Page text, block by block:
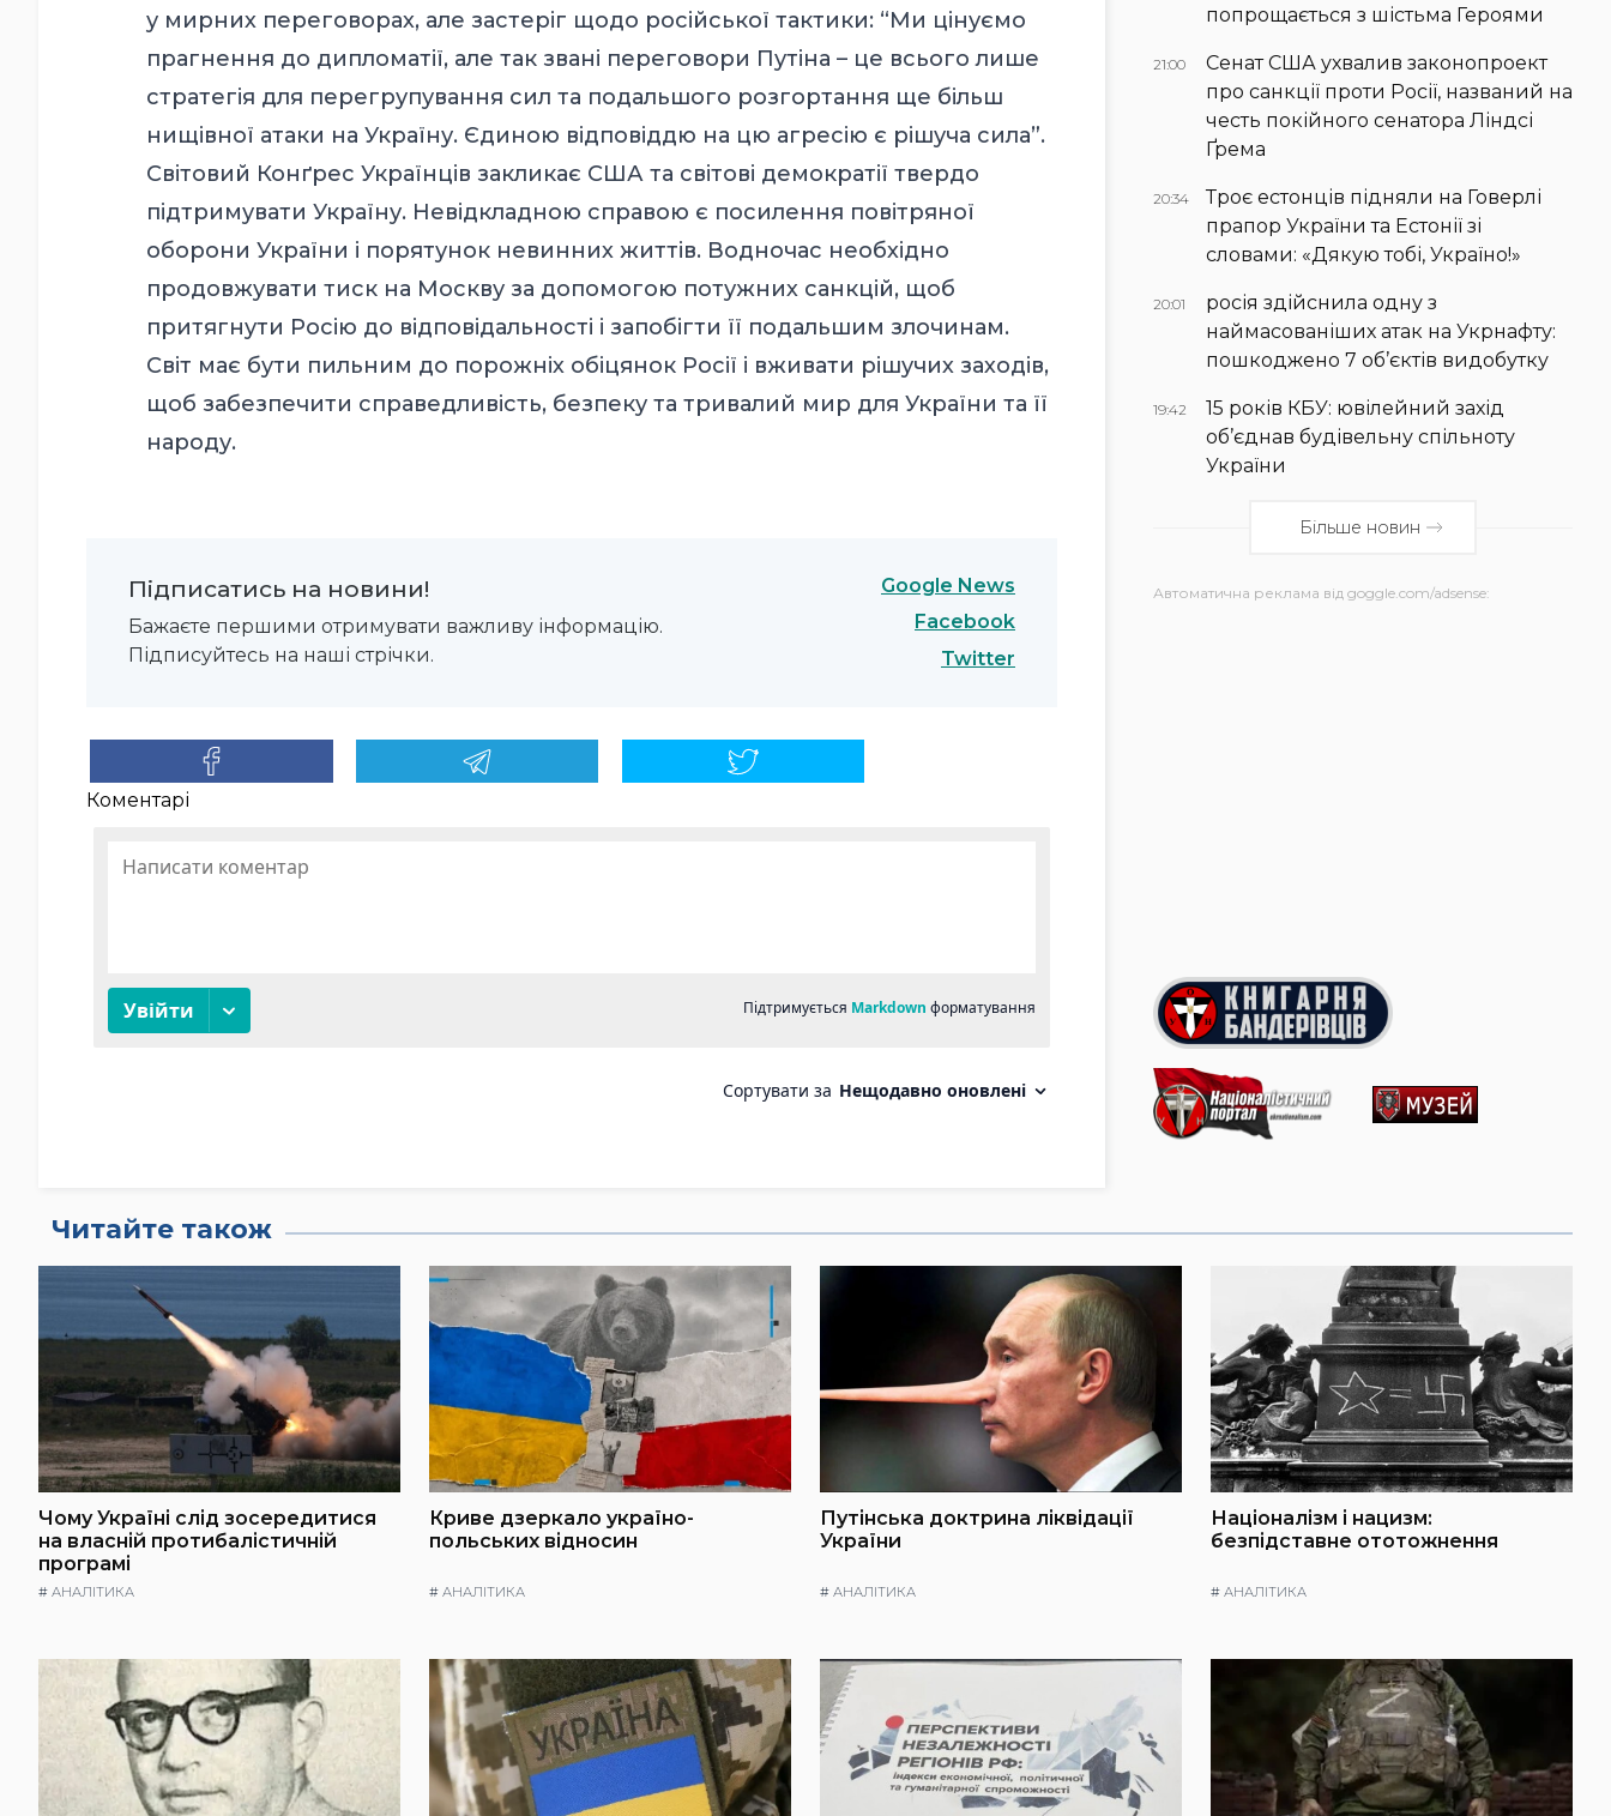
у мирних переговорах, але застеріг щодо російської тактики: “Ми цінуємо
прагнення до дипломатії, але так звані переговори Путіна – це всього лише
стратегія для перегрупування сил та подальшого розгортання ще більш
нищівної атаки на Україну. Єдиною відповіддю на цю агресію є рішуча сила”.
Світовий Конґрес Українців закликає США та світові демократії твердо
підтримувати Україну. Невідкладною справою є посилення повітряної
оборони України і порятунок невинних життів. Водночас необхідно
продовжувати тиск на Москву за допомогою потужних санкцій, щоб
притягнути Росію до відповідальності і запобігти її подальшим злочинам.
Світ має бути пильним до порожніх обіцянок Росії і вживати рішучих заходів,
щоб забезпечити справедливість, безпеку та тривалий мир для України та її
народу.
Підписатись на новини!
Бажаєте першими отримувати важливу інформацію.
Підписуйтесь на наші стрічки.
Google News
Facebook
Twitter
Коментарі
попрощається з шістьма Героями
21:00
Сенат США ухвалив законопроект
про санкції проти Росії, названий на
честь покійного сенатора Ліндсі
Ґрема
20:34
Троє естонців підняли на Говерлі
прапор України та Естонії зі
словами: «Дякую тобі, Україно!»
20:01
росія здійснила одну з
наймасованіших атак на Укрнафту:
пошкоджено 7 об’єктів видобутку
19:42
15 років КБУ: ювілейний захід
об’єднав будівельну спільноту
України
Більше новин
Автоматична реклама від goggle.com/adsense:
Читайте також
Чому Україні слід зосередитися
на власній протибалістичній
програмі
# АНАЛІТИКА
Криве дзеркало україно-
польських відносин
# АНАЛІТИКА
Путінська доктрина ліквідації
України
# АНАЛІТИКА
Націоналізм і нацизм:
безпідставне ототожнення
# АНАЛІТИКА